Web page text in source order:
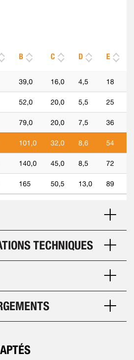
B C D E
39,0 16,0 4,5 18
52,0 20,0 5,5 25
79,0 20,0 7,5 36
101,0 32,0 8,6 54
140,0 45,0 8,5 72
165 50,5 13,0 89
TECHNIQUES